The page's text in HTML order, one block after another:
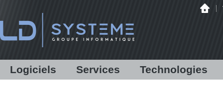
Logiciels Services Technologies